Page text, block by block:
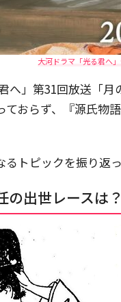
大河ドラマ「光る君へ
へ」第31回放送「
ておらず、『源氏物
トピックを振り返
の出世レースは？